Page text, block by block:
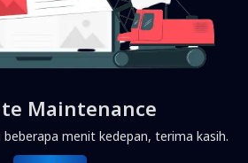
Maintenance
beberapa menit kedepan, terima kasih.